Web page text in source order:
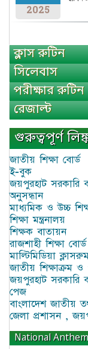
2025
ক্লাস রুটিন
সিলেবাস
পরীক্ষার রুটিন
রেজাল্ট
গুরুত্বপূর্ণ
জাতীয় শিক্ষা বোর্ড
ই-বুক
জয়পুরহাট সরকারি
অনুসন্ধান
মাধ্যমিক ও উচ্চ
শিক্ষা মন্ত্রনালয়
শিক্ষক বাতায়ন
রাজশাহী শিক্ষা বোর্ড
মাল্টিমিডিয়া
জাতীয় শিক্ষাক্রম ও
জয়পুরহাট সরকারি
পেজ
বাংলাদেশ জাতীয়
জেলা প্রশাসন ,
National Anthem